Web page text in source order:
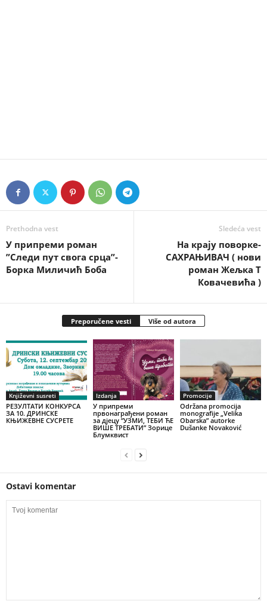
Prethodna vest
У припреми роман
”Следи пут свога срца”-
Борка Миличић Боба
Sledeća vest
На крају поворке-
САХРАЊИВАЧ ( нови
роман Жељка Т
Ковачевића )
Preporučene vesti Više od autora
Književni susreti
РЕЗУЛТАТИ КОНКУРСА
ЗА 10. ДРИНСКЕ
КЊИЖЕВНЕ СУСРЕТЕ
Izdanja
У припреми
првонаграђени роман
за дјецу ”УЗМИ, ТЕБИ ЋЕ
ВИШЕ ТРЕБАТИ” Зорице
Блумквист
Promocije
Održana promocija
monografije „Velika
Obarska” autorke
Dušanke Novaković
Ostavi komentar